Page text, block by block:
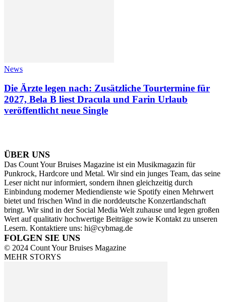
News
Die Ärzte legen nach: Zusätzliche Tourtermine für
2027, Bela B liest Dracula und Farin Urlaub
veröffentlicht neue Single
ÜBER UNS
Das Count Your Bruises Magazine ist ein Musikmagazin für
Punkrock, Hardcore und Metal. Wir sind ein junges Team, das seine
Leser nicht nur informiert, sondern ihnen gleichzeitig durch
Einbindung moderner Mediendienste wie Spotify einen Mehrwert
bietet und frischen Wind in die norddeutsche Konzertlandschaft
bringt. Wir sind in der Social Media Welt zuhause und legen großen
Wert auf qualitativ hochwertige Beiträge sowie Kontakt zu unseren
Lesern. Kontaktiere uns: hi@cybmag.de
FOLGEN SIE UNS
© 2024 Count Your Bruises Magazine
MEHR STORYS